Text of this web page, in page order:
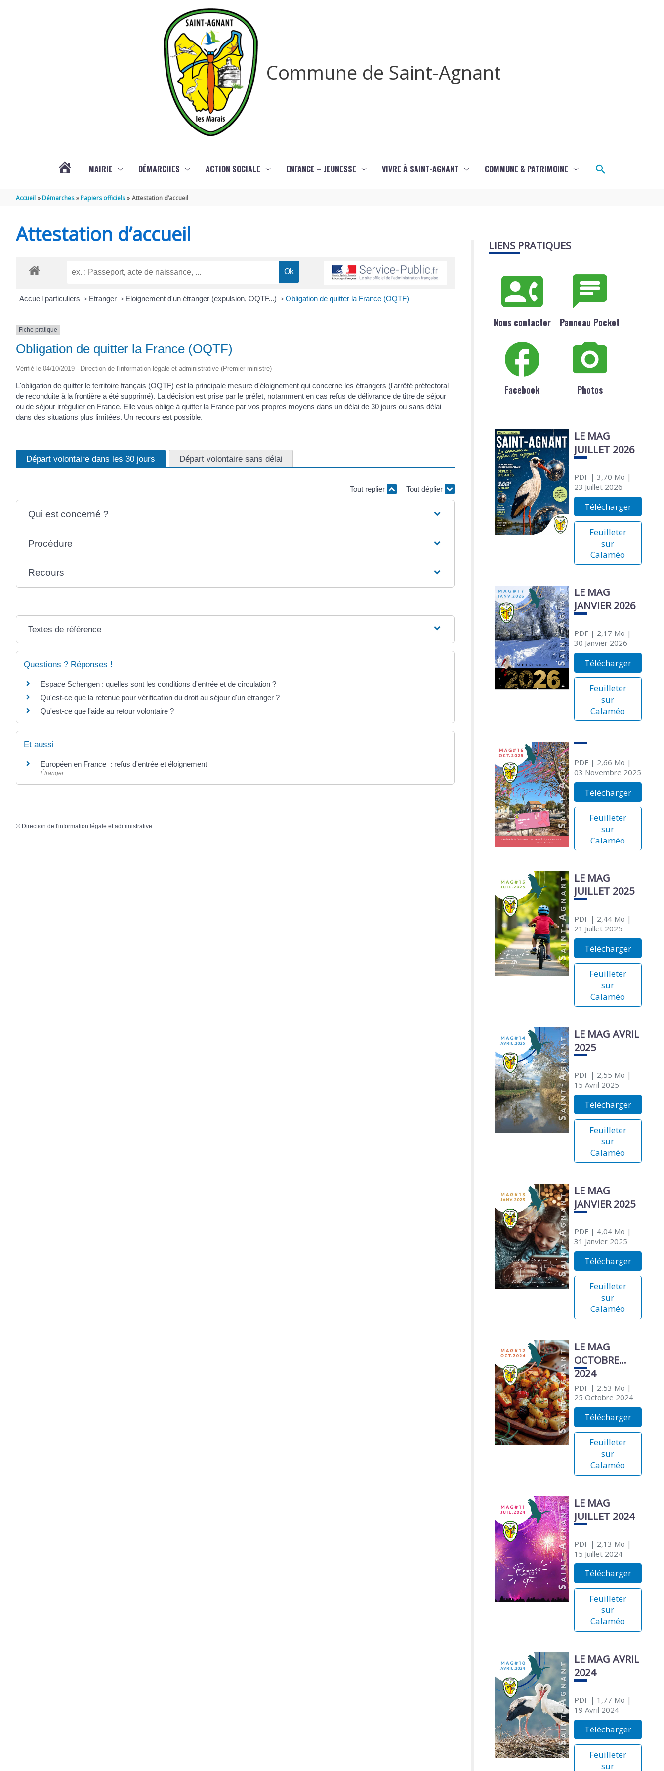
Commune de Saint-Agnant
MAIRIE DÉMARCHES ACTION SOCIALE ENFANCE – JEUNESSE VIVRE À SAINT-AGNANT COMMUNE & PATRIMOINE Rechercher
Accueil Démarches Papiers officiels Attestation d’accueil
Attestation d’accueil
Accueil particuliers > Étranger > Éloignement d'un étranger (expulsion, OQTF...) > Obligation de quitter la France (OQTF)
Fiche pratique
Obligation de quitter la France (OQTF)
Vérifié le 04/10/2019 - Direction de l'information légale et administrative (Premier ministre)
L'obligation de quitter le territoire français (OQTF) est la principale mesure d'éloignement qui concerne les étrangers (l'arrêté préfectoral
de reconduite à la frontière a été supprimé). La décision est prise par le préfet, notamment en cas refus de délivrance de titre de séjour
ou de séjour irrégulier en France. Elle vous oblige à quitter la France par vos propres moyens dans un délai de 30 jours ou sans délai
dans des situations plus limitées. Un recours est possible.
Départ volontaire dans les 30 jours Départ volontaire sans délai
Tout replier Tout déplier
Qui est concerné ?
Procédure
Recours
Textes de référence
Questions ? Réponses !
Espace Schengen : quelles sont les conditions d'entrée et de circulation ?
Qu'est-ce que la retenue pour vérification du droit au séjour d'un étranger ?
Qu'est-ce que l'aide au retour volontaire ?
Et aussi
Européen en France : refus d'entrée et éloignement
Étranger
© Direction de l'information légale et administrative
LIENS PRATIQUES
Nous contacter Panneau Pocket
Facebook Photos
LE MAG
JUILLET 2026
PDF| 3,70 Mo |
23 Juillet 2026
Télécharger
Feuilleter
sur
Calaméo
LE MAG
JANVIER 2026
PDF| 2,17 Mo |
30 Janvier 2026
Télécharger
Feuilleter
sur
Calaméo
PDF| 2,66 Mo |
03 Novembre 2025
Télécharger
Feuilleter
sur
Calaméo
LE MAG
JUILLET 2025
PDF| 2,44 Mo |
21 Juillet 2025
Télécharger
Feuilleter
sur
Calaméo
LE MAG AVRIL
2025
PDF| 2,55 Mo |
15 Avril 2025
Télécharger
Feuilleter
sur
Calaméo
LE MAG
JANVIER 2025
PDF| 4,04 Mo |
31 Janvier 2025
Télécharger
Feuilleter
sur
Calaméo
LE MAG
OCTOBRE
2024
PDF| 2,53 Mo |
25 Octobre 2024
Télécharger
Feuilleter
sur
Calaméo
LE MAG
JUILLET 2024
PDF| 2,13 Mo |
15 Juillet 2024
Télécharger
Feuilleter
sur
Calaméo
LE MAG AVRIL
2024
PDF| 1,77 Mo |
19 Avril 2024
Télécharger
Feuilleter
sur